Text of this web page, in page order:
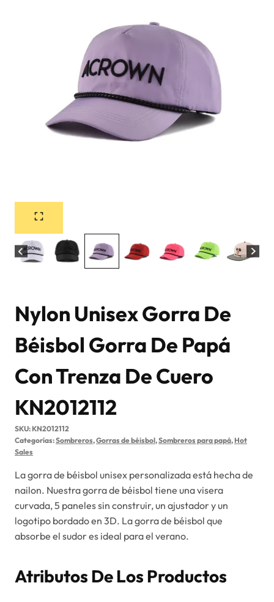
Nylon Unisex Gorra De
Béisbol Gorra De Papá
Con Trenza De Cuero
KN2012112
SKU:KN2012112
Categorías:Sombreros,Gorras de béisbol,Sombreros para papá,Hot
Sales
La gorra de béisbol unisex personalizada está hecha de
nailon. Nuestra gorra de béisbol tiene una visera
curvada, 5 paneles sin construir, un ajustador y un
logotipo bordado en 3D. La gorra de béisbol que
absorbe el sudor es ideal para el verano.
Atributos De Los Productos